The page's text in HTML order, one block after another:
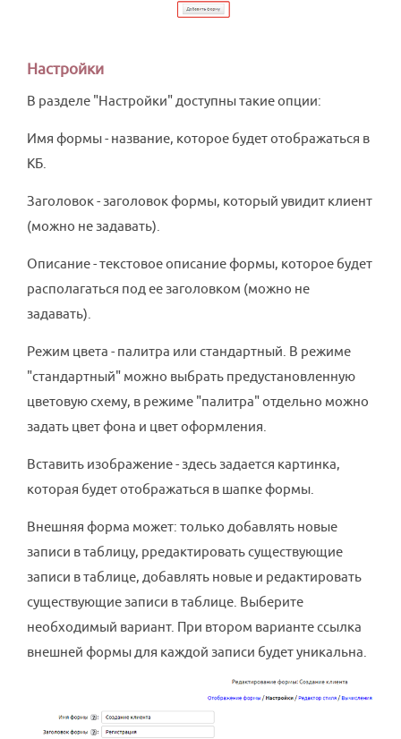
Настройки
В разделе "Настройки" доступны такие опции:
Имя формы - название, которое будет отображаться в
КБ.
Заголовок - заголовок формы, который увидит клиент
(можно не задавать).
Описание - текстовое описание формы, которое будет
располагаться под ее заголовком (можно не
задавать).
Режим цвета - палитра или стандартный. В режиме
"стандартный" можно выбрать предустановленную
цветовую схему, в режиме "палитра" отдельно можно
задать цвет фона и цвет оформления.
Вставить изображение - здесь задается картинка,
которая будет отображаться в шапке формы.
Внешняя форма может: только добавлять новые
записи в таблицу, рредактировать существующие
записи в таблице, добавлять новые и редактировать
существующие записи в таблице. Выберите
необходимый вариант. При втором варианте ссылка
внешней формы для каждой записи будет уникальна.